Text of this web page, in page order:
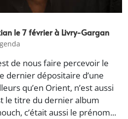
le 7 février à Livry-Gargan
de nous faire percevoir le
dernier dépositaire d’une
qu’en Orient, n’est aussi
le titre du dernier album
c’était aussi le prénom...